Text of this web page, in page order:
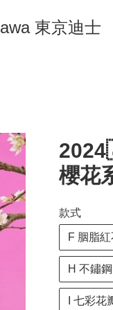
東京迪士
櫻花
款式
F 胭脂
H 不鏽
I 七彩花